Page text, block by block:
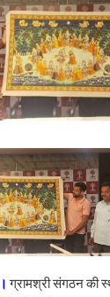
ग्रामश्री संगठन की